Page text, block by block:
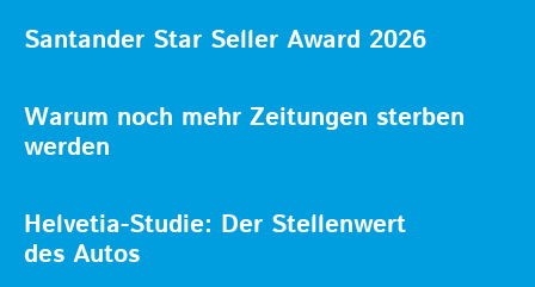
Santander Star Seller Award 2026
Warum noch mehr Zeitungen sterben
werden
Helvetia-Studie: Der Stellenwert
des Autos